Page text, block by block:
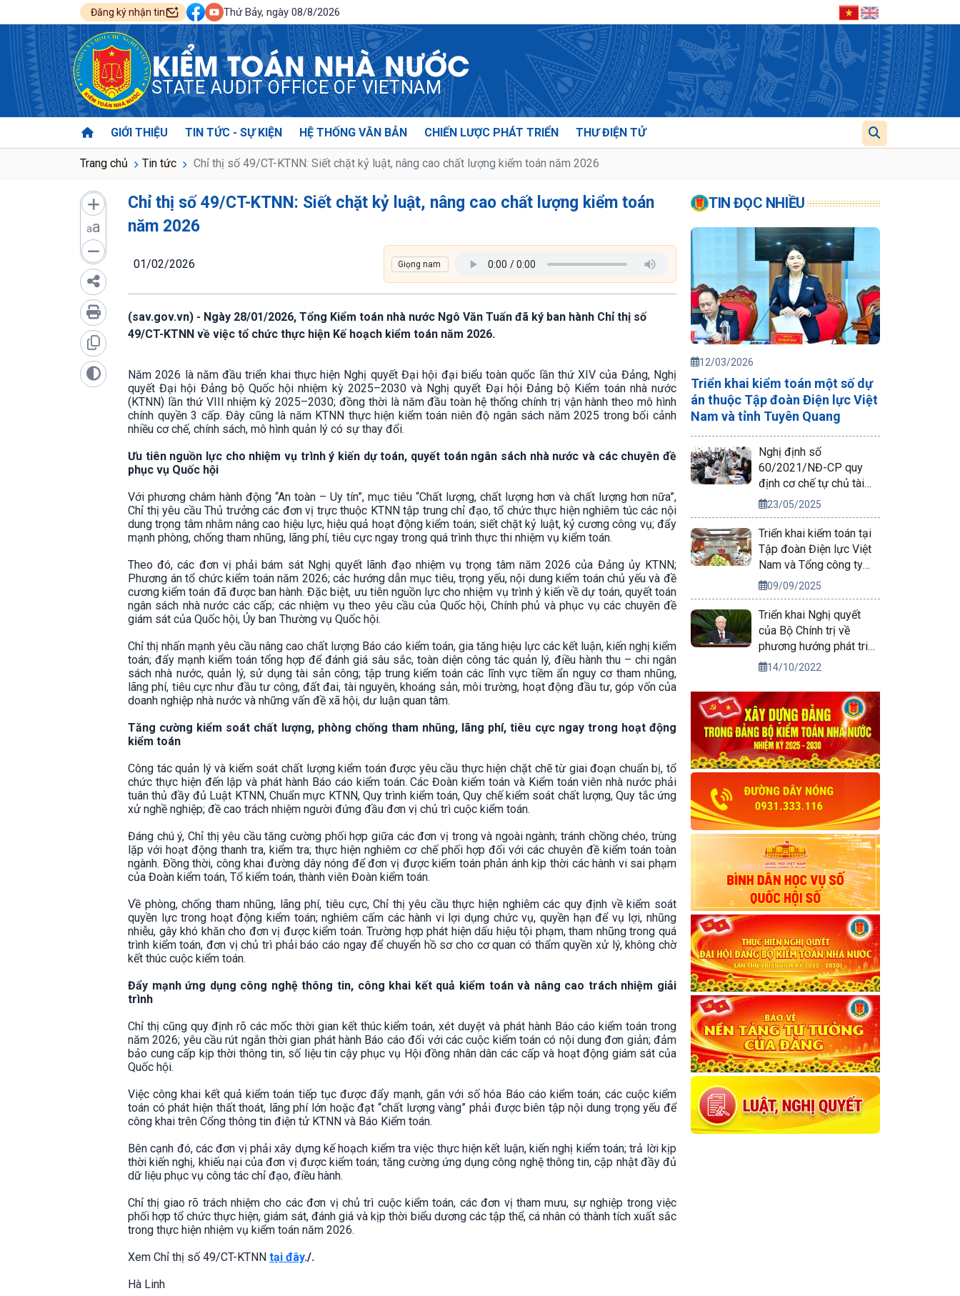
Đăng ký nhận tin Thứ Bảy, ngày 08/8/2026
KIỂM TOÁN NHÀ NƯỚC
STATE AUDIT OFFICE OF VIETNAM
GIỚI THIỆU TIN TỨC - SỰ KIỆN HỆ THỐNG VĂN BẢN CHIẾN LƯỢC PHÁT TRIỂN THƯ ĐIỆN TỬ
Trang chủ Tin tức Chỉ thị số 49/CT-KTNN: Siết chặt kỷ luật, nâng cao chất lượng kiểm toán năm 2026
aa
Chỉ thị số 49/CT-KTNN: Siết chặt kỷ luật, nâng cao chất lượng kiểm toán
năm 2026
01/02/2026
(sav.gov.vn) - Ngày 28/01/2026, Tổng Kiểm toán nhà nước Ngô Văn Tuấn đã ký ban hành Chỉ thị số
49/CT-KTNN về việc tổ chức thực hiện Kế hoạch kiểm toán năm 2026.
Năm 2026 là năm đầu triển khai thực hiện Nghị quyết Đại hội đại biểu toàn quốc lần thứ XIV của Đảng, Nghị
quyết Đại hội Đảng bộ Quốc hội nhiệm kỳ 2025–2030 và Nghị quyết Đại hội Đảng bộ Kiểm toán nhà nước
(KTNN) lần thứ VIII nhiệm kỳ 2025–2030; đồng thời là năm đầu toàn hệ thống chính trị vận hành theo mô hình
chính quyền 3 cấp. Đây cũng là năm KTNN thực hiện kiểm toán niên độ ngân sách năm 2025 trong bối cảnh
nhiều cơ chế, chính sách, mô hình quản lý có sự thay đổi.
Ưu tiên nguồn lực cho nhiệm vụ trình ý kiến dự toán, quyết toán ngân sách nhà nước và các chuyên đề
phục vụ Quốc hội
Với phương châm hành động “An toàn – Uy tín”, mục tiêu “Chất lượng, chất lượng hơn và chất lượng hơn nữa”,
Chỉ thị yêu cầu Thủ trưởng các đơn vị trực thuộc KTNN tập trung chỉ đạo, tổ chức thực hiện nghiêm túc các nội
dung trọng tâm nhằm nâng cao hiệu lực, hiệu quả hoạt động kiểm toán; siết chặt kỷ luật, kỷ cương công vụ; đẩy
mạnh phòng, chống tham nhũng, lãng phí, tiêu cực ngay trong quá trình thực thi nhiệm vụ kiểm toán.
Theo đó, các đơn vị phải bám sát Nghị quyết lãnh đạo nhiệm vụ trọng tâm năm 2026 của Đảng ủy KTNN;
Phương án tổ chức kiểm toán năm 2026; các hướng dẫn mục tiêu, trọng yếu, nội dung kiểm toán chủ yếu và đề
cương kiểm toán đã được ban hành. Đặc biệt, ưu tiên nguồn lực cho nhiệm vụ trình ý kiến về dự toán, quyết toán
ngân sách nhà nước các cấp; các nhiệm vụ theo yêu cầu của Quốc hội, Chính phủ và phục vụ các chuyên đề
giám sát của Quốc hội, Ủy ban Thường vụ Quốc hội.
Chỉ thị nhấn mạnh yêu cầu nâng cao chất lượng Báo cáo kiểm toán, gia tăng hiệu lực các kết luận, kiến nghị kiểm
toán; đẩy mạnh kiểm toán tổng hợp để đánh giá sâu sắc, toàn diện công tác quản lý, điều hành thu – chi ngân
sách nhà nước, quản lý, sử dụng tài sản công; tập trung kiểm toán các lĩnh vực tiềm ẩn nguy cơ tham nhũng,
lãng phí, tiêu cực như đầu tư công, đất đai, tài nguyên, khoáng sản, môi trường, hoạt động đầu tư, góp vốn của
doanh nghiệp nhà nước và những vấn đề xã hội, dư luận quan tâm.
Tăng cường kiểm soát chất lượng, phòng chống tham nhũng, lãng phí, tiêu cực ngay trong hoạt động
kiểm toán
Công tác quản lý và kiểm soát chất lượng kiểm toán được yêu cầu thực hiện chặt chẽ từ giai đoạn chuẩn bị, tổ
chức thực hiện đến lập và phát hành Báo cáo kiểm toán. Các Đoàn kiểm toán và Kiểm toán viên nhà nước phải
tuân thủ đầy đủ Luật KTNN, Chuẩn mực KTNN, Quy trình kiểm toán, Quy chế kiểm soát chất lượng, Quy tắc ứng
xử nghề nghiệp; đề cao trách nhiệm người đứng đầu đơn vị chủ trì cuộc kiểm toán.
Đáng chú ý, Chỉ thị yêu cầu tăng cường phối hợp giữa các đơn vị trong và ngoài ngành; tránh chồng chéo, trùng
lặp với hoạt động thanh tra, kiểm tra; thực hiện nghiêm cơ chế phối hợp đối với các chuyên đề kiểm toán toàn
ngành. Đồng thời, công khai đường dây nóng để đơn vị được kiểm toán phản ánh kịp thời các hành vi sai phạm
của Đoàn kiểm toán, Tổ kiểm toán, thành viên Đoàn kiểm toán.
Về phòng, chống tham nhũng, lãng phí, tiêu cực, Chỉ thị yêu cầu thực hiện nghiêm các quy định về kiểm soát
quyền lực trong hoạt động kiểm toán; nghiêm cấm các hành vi lợi dụng chức vụ, quyền hạn để vụ lợi, nhũng
nhiễu, gây khó khăn cho đơn vị được kiểm toán. Trường hợp phát hiện dấu hiệu tội phạm, tham nhũng trong quá
trình kiểm toán, đơn vị chủ trì phải báo cáo ngay để chuyển hồ sơ cho cơ quan có thẩm quyền xử lý, không chờ
kết thúc cuộc kiểm toán.
Đẩy mạnh ứng dụng công nghệ thông tin, công khai kết quả kiểm toán và nâng cao trách nhiệm giải
trình
Chỉ thị cũng quy định rõ các mốc thời gian kết thúc kiểm toán, xét duyệt và phát hành Báo cáo kiểm toán trong
năm 2026; yêu cầu rút ngắn thời gian phát hành Báo cáo đối với các cuộc kiểm toán có nội dung đơn giản; đảm
bảo cung cấp kịp thời thông tin, số liệu tin cậy phục vụ Hội đồng nhân dân các cấp và hoạt động giám sát của
Quốc hội.
Việc công khai kết quả kiểm toán tiếp tục được đẩy mạnh, gắn với số hóa Báo cáo kiểm toán; các cuộc kiểm
toán có phát hiện thất thoát, lãng phí lớn hoặc đạt “chất lượng vàng” phải được biên tập nội dung trọng yếu để
công khai trên Cổng thông tin điện tử KTNN và Báo Kiểm toán.
Bên cạnh đó, các đơn vị phải xây dựng kế hoạch kiểm tra việc thực hiện kết luận, kiến nghị kiểm toán; trả lời kịp
thời kiến nghị, khiếu nại của đơn vị được kiểm toán; tăng cường ứng dụng công nghệ thông tin, cập nhật đầy đủ
dữ liệu phục vụ công tác chỉ đạo, điều hành.
Chỉ thị giao rõ trách nhiệm cho các đơn vị chủ trì cuộc kiểm toán, các đơn vị tham mưu, sự nghiệp trong việc
phối hợp tổ chức thực hiện, giám sát, đánh giá và kịp thời biểu dương các tập thể, cá nhân có thành tích xuất sắc
trong thực hiện nhiệm vụ kiểm toán năm 2026.
Xem Chỉ thị số 49/CT-KTNN tại đây./.
Hà Linh
TIN ĐỌC NHIỀU
12/03/2026
Triển khai kiểm toán một số dự
án thuộc Tập đoàn Điện lực Việt
Nam và tỉnh Tuyên Quang
Nghị định số
60/2021/NĐ-CP quy
định cơ chế tự chủ tài
chính của đơn vị sự
nghiệp công lập
23/05/2025
Triển khai kiểm toán tại
Tập đoàn Điện lực Việt
Nam và Tổng công ty
Phát điện 2
09/09/2025
Triển khai Nghị quyết
của Bộ Chính trị về
phương hướng phát triển
kinh tế xã hội và bảo
ninh vùng Tây Nguyên
đến năm 2030, tầm nhìn
đến năm 2045
14/10/2022